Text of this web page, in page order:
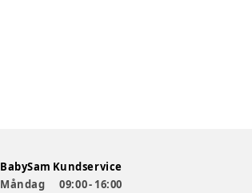
BabySam Kundservice
Måndag
09:00 - 16:00